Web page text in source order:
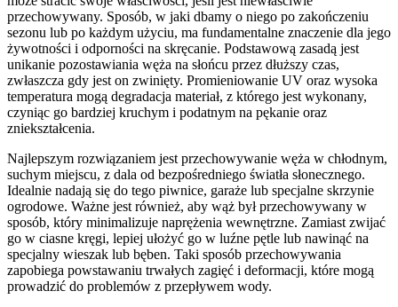
przechowywany. Sposób, w jaki dbamy o niego po zakończeniu
sezonu lub po każdym użyciu, ma fundamentalne znaczenie dla jego
żywotności i odporności na skręcanie. Podstawową zasadą jest
unikanie pozostawiania węża na słońcu przez dłuższy czas,
zwłaszcza gdy jest on zwinięty. Promieniowanie UV oraz wysoka
temperatura mogą degradacja materiał, z którego jest wykonany,
czyniąc go bardziej kruchym i podatnym na pękanie oraz
zniekształcenia.
Najlepszym rozwiązaniem jest przechowywanie węża w chłodnym,
suchym miejscu, z dala od bezpośredniego światła słonecznego.
Idealnie nadają się do tego piwnice, garaże lub specjalne skrzynie
ogrodowe. Ważne jest również, aby wąż był przechowywany w
sposób, który minimalizuje naprężenia wewnętrzne. Zamiast zwijać
go w ciasne kręgi, lepiej ułożyć go w luźne pętle lub nawinąć na
specjalny wieszak lub bęben. Taki sposób przechowywania
zapobiega powstawaniu trwałych zagięć i deformacji, które mogą
prowadzić do problemów z przepływem wody.